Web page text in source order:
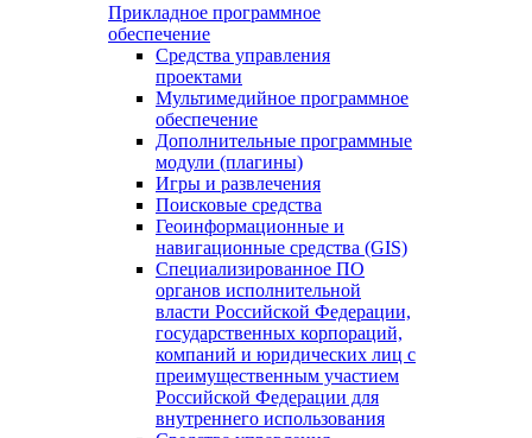
Прикладное программное
обеспечение
Средства управления
проектами
Мультимедийное программное
обеспечение
Дополнительные программные
модули (плагины)
Игры и развлечения
Поисковые средства
Геоинформационные и
навигационные средства (GIS)
Специализированное ПО
органов исполнительной
власти Российской Федерации,
государственных корпораций,
компаний и юридических лиц с
преимущественным участием
Российской Федерации для
внутреннего использования